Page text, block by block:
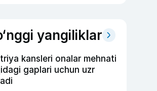
yangiliklar
kansleri onalar mehnati
gaplari uchun uzr